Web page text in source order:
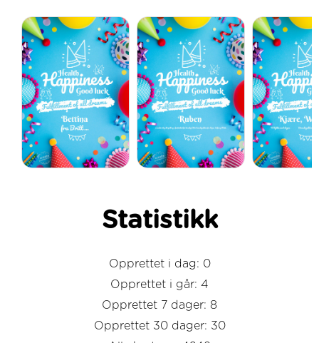
Statistikk
Opprettet i dag: 0
Opprettet i går: 4
Opprettet 7 dager: 8
Opprettet 30 dager: 30